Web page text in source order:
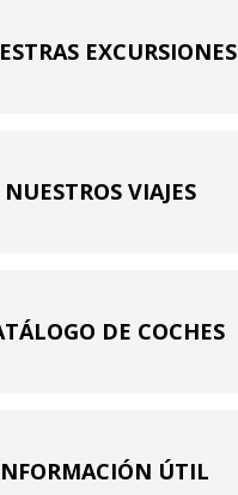
EXCURSIONES
NUESTROS VIAJES
DE COCHES
ÚTIL